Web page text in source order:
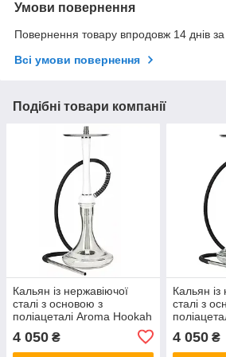
Умови повернення
Повернення товару впродовж 14 днів
Всі умови повернення
Подібні товари компанії
Кальян із нержавіючої
сталі з основою з
поліацеталі Aroma Hookah
4 050 ₴
Кальян із
сталі з
4 050₴